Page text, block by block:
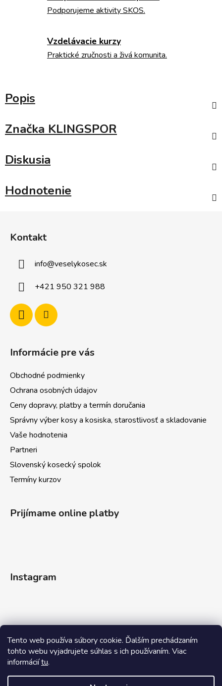
Tento web používa súbory cookie. Ďalším prechádzaním
tohto webu vyjadrujete súhlas s ich používaním. Viac
informáciítu.
Podporujeme aktivity SKOS.
Vzdelávacie kurzy
Praktické zručnosti a živá komunita.
Popis
Značka KLINGSPOR
Diskusia
Hodnotenie
Kontakt
info@veselykosec.sk
+421 950 321 988
Informácie pre vás
Obchodné podmienky
Ochrana osobných údajov
Ceny dopravy, platby a termín doručania
Správny výber kosy a kosiska, starostlivosť a skladovanie
Vaše hodnotenia
Partneri
Slovenský kosecký spolok
Termíny kurzov
Prijímame online platby
Instagram
Sledovať na Instagrame